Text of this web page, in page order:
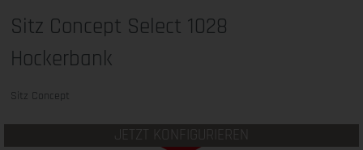
Sitz Concept Select 1028
Hockerbank
Sitz Concept
JETZT KONFIGURIEREN